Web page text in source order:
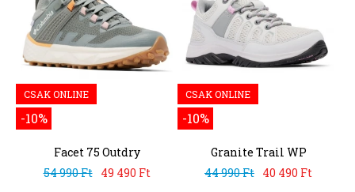
CSAK ONLINE
-10%
Facet 75 Outdry
54 990 Ft
49 490 Ft
CSAK ONLINE
-10%
Granite Trail WP
44 990 Ft 40 490 Ft